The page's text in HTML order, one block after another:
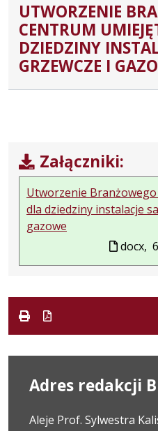
UTWORZENIE
CENTRUM
DZIEDZINY
GRZEWCZE I
Załączniki:
Utworzenie
dla dziedziny instalacje
gazowe
docx,
Adres redakcji
Aleje Prof. Sylwestra